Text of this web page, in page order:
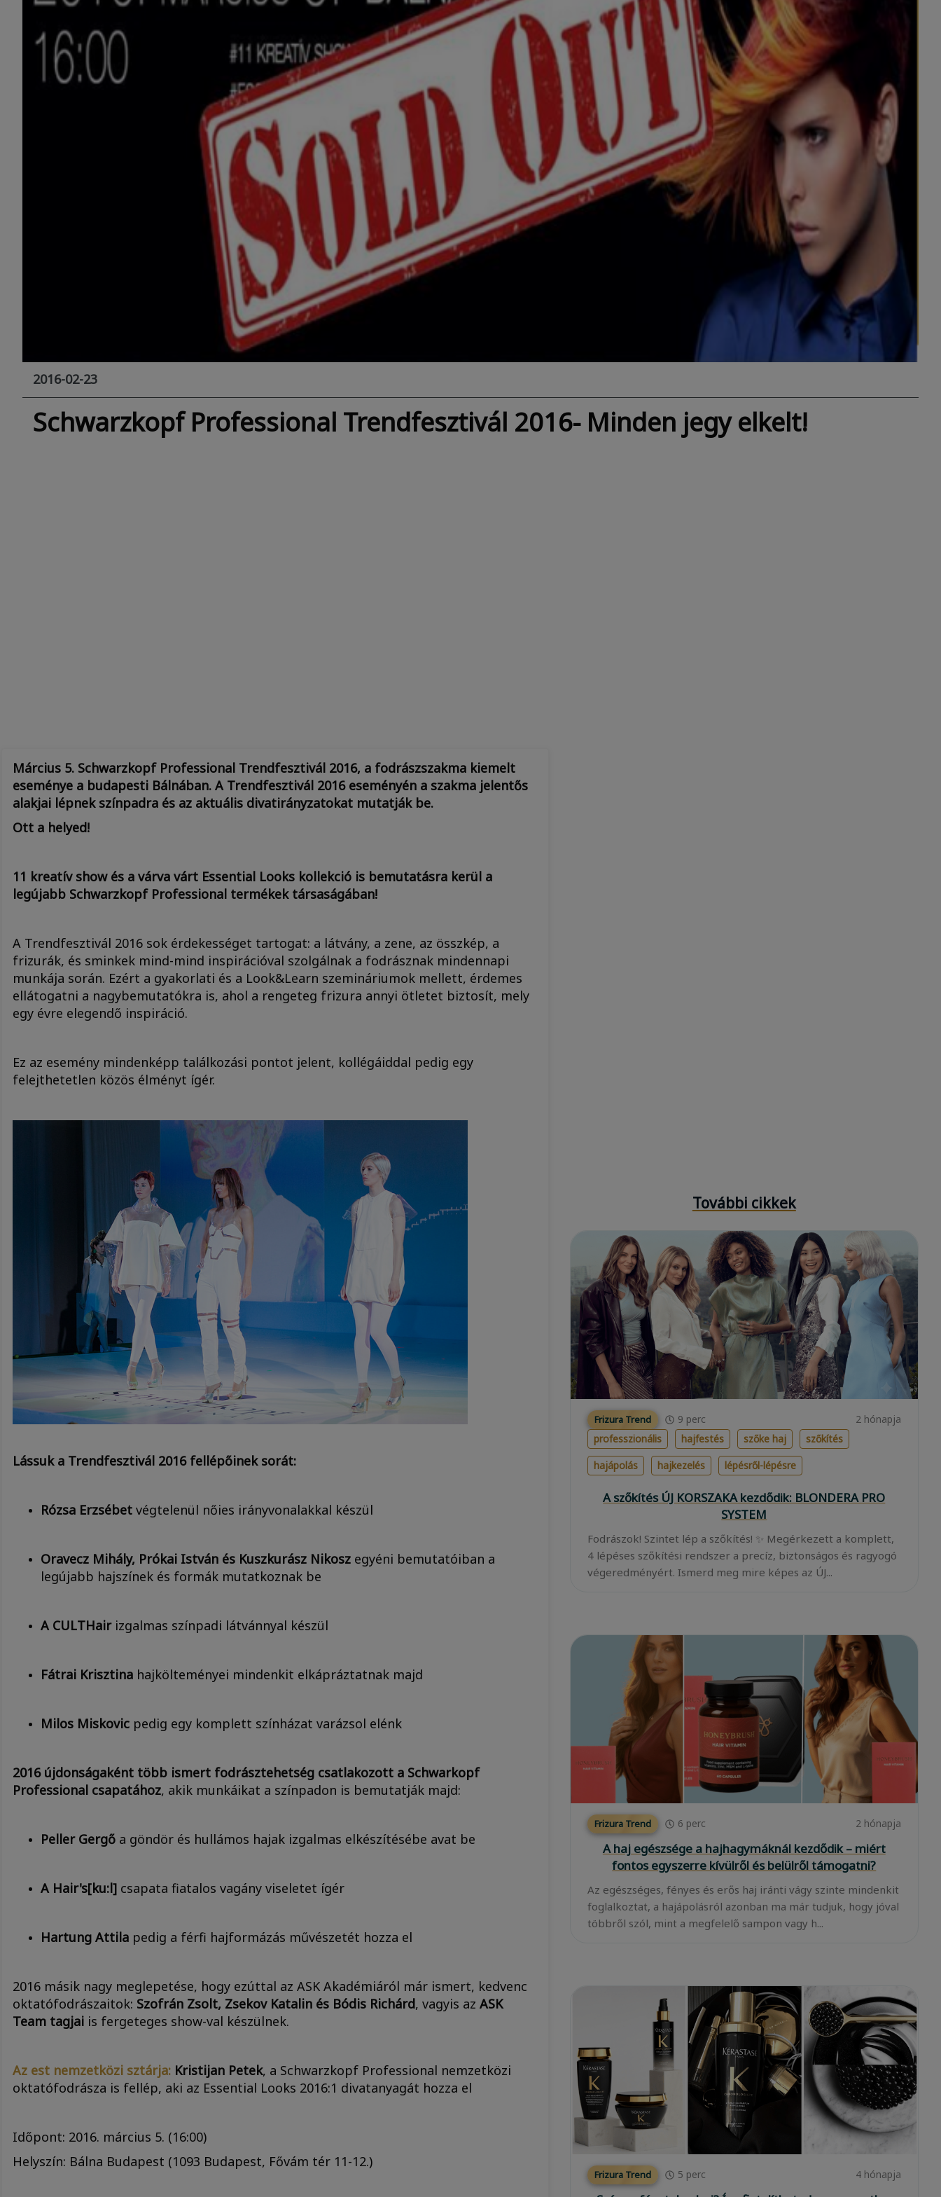
2016-02-23
Schwarzkopf Professional Trendfesztivál 2016- Minden jegy elkelt!
Március 5. Schwarzkopf Professional Trendfesztivál 2016, a fodrászszakma kiemelt
eseménye a budapesti Bálnában. A Trendfesztivál 2016 eseményén a szakma jelentős
alakjai lépnek színpadra és az aktuális divatirányzatokat mutatják be.
Ott a helyed!
11 kreatív show és a várva várt Essential Looks kollekció is bemutatásra kerül a
legújabb Schwarzkopf Professional termékek társaságában!
A Trendfesztivál 2016 sok érdekességet tartogat: a látvány, a zene, az összkép, a
frizurák, és sminkek mind-mind inspirációval szolgálnak a fodrásznak mindennapi
munkája során. Ezért a gyakorlati és a Look&Learn szemináriumok mellett, érdemes
ellátogatni a nagybemutatókra is, ahol a rengeteg frizura annyi ötletet biztosít, mely
egy évre elegendő inspiráció.
Ez az esemény mindenképp találkozási pontot jelent, kollégáiddal pedig egy
felejthetetlen közös élményt ígér.
Lássuk a Trendfesztivál 2016 fellépőinek sorát:
Rózsa Erzsébet végtelenül nőies irányvonalakkal készül
Oravecz Mihály, Prókai István és Kuszkurász Nikosz egyéni bemutatóiban a
legújabb hajszínek és formák mutatkoznak be
A CULTHairizgalmas színpadi látvánnyal készül
Fátrai Krisztina hajkölteményei mindenkit elkápráztatnak majd
Milos Miskovic pedig egy komplett színházat varázsol elénk
2016 újdonságaként több ismert fodrásztehetség csatlakozott a Schwarkopf
Professional csapatához, akik munkáikat a színpadon is bemutatják majd:
Peller Gergő a göndör és hullámos hajak izgalmas elkészítésébe avat be
A Hair's[ku:l] csapata fiatalos vagány viseletet ígér
Hartung Attila pedig a férfi hajformázás művészetét hozza el
2016 másik nagy meglepetése, hogy ezúttal az ASK Akadémiáról már ismert, kedvenc
oktatófodrászaitok: Szofrán Zsolt, Zsekov Katalin és Bódis Richárd, vagyis az ASK
Team tagjai is fergeteges show-val készülnek.
Az est nemzetközi sztárja: Kristijan Petek, a Schwarzkopf Professional nemzetközi
oktatófodrásza is fellép, aki az Essential Looks 2016:1 divatanyagát hozza el
Időpont: 2016. március 5. (16:00)
Helyszín: Bálna Budapest (1093 Budapest, Fővám tér 11-12.)
További cikkek
Frizura Trend 9 perc
2 hónapja
professzionális
hajfestés szőke haj
szőkítés
hajápolás
hajkezelés lépésről-lépésre
A szőkítés ÚJ KORSZAKA kezdődik: BLONDERA PRO
SYSTEM
Fodrászok! Szintet lép a szőkítés! ✨ Megérkezett a komplett,
4 lépéses szőkítési rendszer a precíz, biztonságos és ragyogó
végeredményért. Ismerd meg mire képes az ÚJ...
Frizura Trend 6 perc 2 hónapja
A haj egészsége a hajhagymáknál kezdődik – miért
fontos egyszerre kívülről és belülről támogatni?
Az egészséges, fényes és erős haj iránti vágy szinte mindenkit
foglalkoztat, a hajápolásról azonban ma már tudjuk, hogy jóval
többről szól, mint a megfelelő sampon vagy h...
Frizura Trend 5 perc 4 hónapja